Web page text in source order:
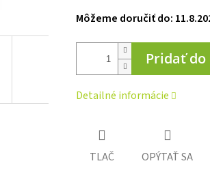
Môžeme doručiť do:
Pridať do
Detailné informácie
TLAČ OPÝTAŤ SA